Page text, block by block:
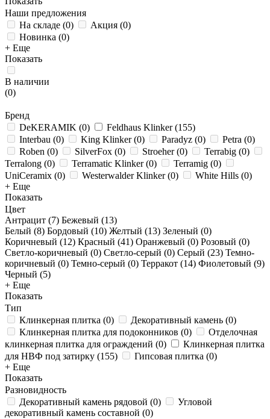
Наши предложения
На складе (0) Акция (0)
Новинка (0)
+ Еще
Показать
В наличии
(0)
Бренд
DeKERAMIK (0) Feldhaus Klinker(155)
Interbau (0) King Klinker(0) Paradyz (0) Petra (0)
Roben (0) SilverFox (0) Stroeher(0) Terrabig (0)
Terralong (0) Terramatic Klinker(0) Terramig (0)
UniCeramix (0) Westerwalder Klinker(0) White Hills (0)
+ Еще
Показать
Цвет
Антрацит (7) Бежевый (13)
Белый (8) Бордовый (10) Желтый (13) Зеленый (0)
Коричневый (12) Красный (41) Оранжевый (0) Розовый (0)
Светло-коричневый (0) Светло-серый (0) Серый (23) Темно-
коричневый (0) Темно-серый (0) Терракот (14) Фиолетовый (9)
Черный (5)
+ Еще
Показать
Тип
Клинкерная плитка (0) Декоративный камень (0)
Клинкерная плитка для подоконников (0)
Отделочная
клинкерная плитка для ограждений (0)
Клинкерная плитка
для НВФ под затирку (155) Гипсовая плитка (0)
+ Еще
Показать
Разновидность
Декоративный камень рядовой (0)
Угловой
декоративный камень составной (0)